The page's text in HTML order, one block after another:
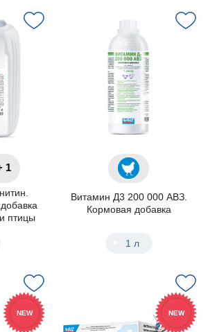
1
птицы
Витамин Д3 200 000 АВЗ.
Кормовая добавка
1 л
NEW NEW